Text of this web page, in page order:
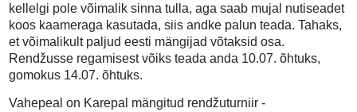
kellelgi pole võimalik sinna tulla, aga saab mujal nutiseadet
koos kaameraga kasutada, siis andke palun teada. Tahaks,
et võimalikult paljud eesti mängijad võtaksid osa.
Rendžusse regamisest võiks teada anda 10.07. õhtuks,
gomokus 14.07. õhtuks.
Vahepeal on Karepal mängitud rendžuturniir -